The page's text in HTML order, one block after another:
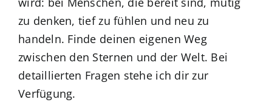
zu denken, tief zu fühlen und neu zu
handeln. Finde deinen eigenen Weg
zwischen den Sternen und der Welt. Bei
detaillierten Fragen stehe ich dir zur
Verfügung.